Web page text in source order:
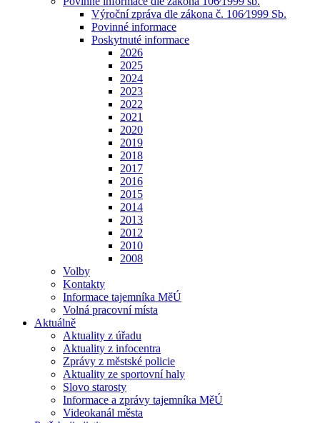
Výroční zpráva dle zákona č. 106⁄1999 Sb.
Povinné informace
Poskytnuté informace
2026
2025
2024
2023
2022
2021
2020
2019
2018
2017
2016
2015
2014
2013
2012
2010
2008
Volby
Kontakty
Informace tajemníka MěÚ
Volná pracovní místa
Aktuálně
Aktuality z úřadu
Aktuality z infocentra
Zprávy z městské policie
Aktuality ze sportovní haly
Slovo starosty
Informace a zprávy tajemníka MěÚ
Videokanál města